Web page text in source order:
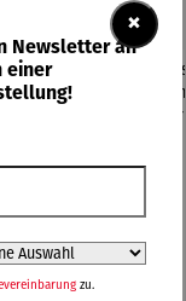
×
Newsletter an
einer
zu.